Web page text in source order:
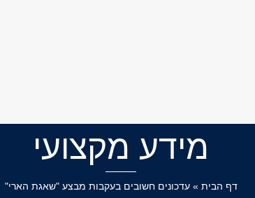
מידע מקצועי
דף הבית »עדכונים חשובים בעקבות מבצע "שאגת הארי"